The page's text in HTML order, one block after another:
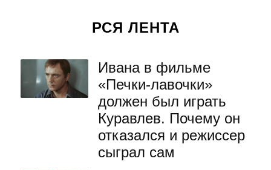
РСЯ ЛЕНТА
Ивана в фильме
«Печки-лавочки»
должен был играть
Куравлев. Почему он
отказался и режиссер
сыграл сам